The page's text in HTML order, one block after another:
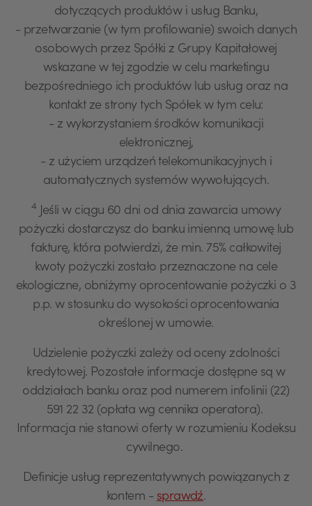
dotyczących produktów i usług Banku,
- przetwarzanie (w tym profilowanie) swoich danych
osobowych przez Spółki z Grupy Kapitałowej
wskazane w tej zgodzie w celu marketingu
bezpośredniego ich produktów lub usług oraz na
kontakt ze strony tych Spółek w tym celu:
- z wykorzystaniem środków komunikacji
elektronicznej,
- z użyciem urządzeń telekomunikacyjnych i
automatycznych systemów wywołujących.
4
Jeśli w ciągu 60 dni od dnia zawarcia umowy
pożyczki dostarczysz do banku imienną umowę lub
fakturę, która potwierdzi, że min. 75% całkowitej
kwoty pożyczki zostało przeznaczone na cele
ekologiczne, obniżymy oprocentowanie pożyczki o 3
p.p. w stosunku do wysokości oprocentowania
określonej w umowie.
Udzielenie pożyczki zależy od oceny zdolności
kredytowej. Pozostałe informacje dostępne są w
oddziałach banku oraz pod numerem infolinii (22)
591 22 32 (opłata wg cennika operatora).
Informacja nie stanowi oferty w rozumieniu Kodeksu
cywilnego.
Definicje usług reprezentatywnych powiązanych z
kontem - sprawdź.